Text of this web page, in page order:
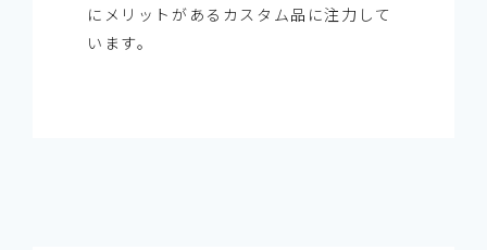
にメリットがあるカスタム品に注力して
います。